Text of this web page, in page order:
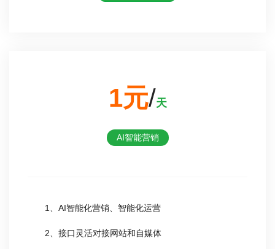
1元/天
AI智能营销
1、AI智能化营销、智能化运营
2、接口灵活对接网站和自媒体